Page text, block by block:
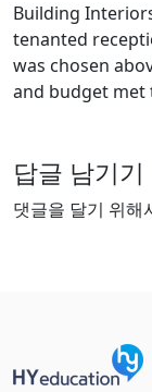
Building
tenanted
was chosen
and budget met
답글 남기기
댓글을 달기 위해